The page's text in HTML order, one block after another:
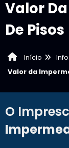
Valor
De Pisos
Início
Valor da
O